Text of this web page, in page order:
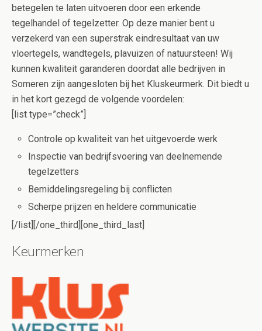
betegelen te laten uitvoeren door een erkende
tegelhandel of tegelzetter. Op deze manier bent u
verzekerd van een superstrak eindresultaat van uw
vloertegels, wandtegels, plavuizen of natuursteen! Wij
kunnen kwaliteit garanderen doordat alle bedrijven in
Someren zijn aangesloten bij het Kluskeurmerk. Dit biedt u
in het kort gezegd de volgende voordelen:
[list type=”check”]
Controle op kwaliteit van het uitgevoerde werk
Inspectie van bedrijfsvoering van deelnemende
tegelzetters
Bemiddelingsregeling bij conflicten
Scherpe prijzen en heldere communicatie
[/list][/one_third][one_third_last]
Keurmerken